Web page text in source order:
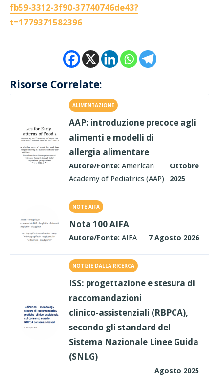
fb59-3312-3f90-37740746de43?
t=1779371582396
Risorse Correlate:
ALIMENTAZIONE
AAP: introduzione precoce agli
alimenti e modelli di
allergia alimentare
Autore/Fonte: American
Academy of Pediatrics (AAP)
Ottobre
2025
NOTE AIFA
Nota 100 AIFA
Autore/Fonte: AIFA 7 Agosto 2026
NOTIZIE DALLA RICERCA
ISS: progettazione e stesura di
raccomandazioni
clinico‑assistenziali (RBPCA),
secondo gli standard del
Sistema Nazionale Linee Guida
(SNLG)
Agosto 2025